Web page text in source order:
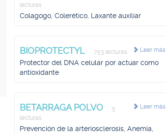
lecturas
Colagogo, Colerético, Laxante auxiliar
Leer más
BIOPROTECTYL 753 lecturas
Protector del DNA celular por actuar como
antioxidante
Leer más
BETARRAGA POLVO
5
lecturas
Prevención de la arteriosclerosis, Anemia,